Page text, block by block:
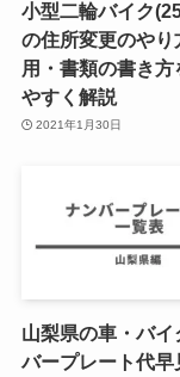
小型二輪バイク
の住所変更のやり
用・書類の書き方
やすく解説
2021年1月30日
山梨県の車・バイ
バープレート代早